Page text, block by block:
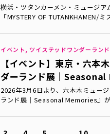
横浜・ツタンカーメン・ミュージ
「MYSTERY OF TUTANKHAMEN/
イベント, ツイステッドワンダーラン
【イベント】東京・六本
ダーランド展
2026年3月6日より、六本木ミュー
ランド展│Seasonal Memories』